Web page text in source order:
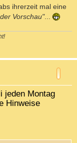
ihrerzeit mal eine
Vorschau"...
a
jeden Montag
Hinweise